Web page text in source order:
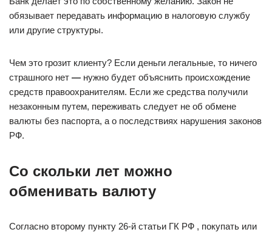
обязывает передавать информацию в налоговую службу
или другие структуры.
Чем это грозит клиенту? Если деньги легальные, то ничего
страшного нет — нужно будет объяснить происхождение
средств правоохранителям. Если же средства получили
незаконным путем, переживать следует не об обмене
валюты без паспорта, а о последствиях нарушения законов
РФ.
Со скольки лет можно
обменивать валюту
Согласно второму пункту 26-й статьи ГК РФ , покупать или